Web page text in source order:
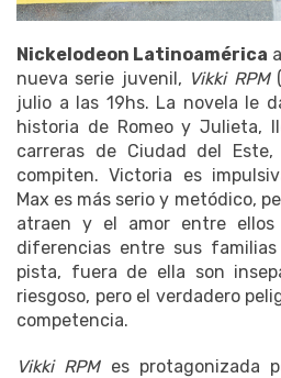
Nickelodeon Latinoamérica
nueva serie juvenil, Vikki RPM
julio a las 19hs. La novela le
historia de Romeo y Julieta,
carreras de Ciudad del
compiten. Victoria es
Max es más serio y metódico,
atraen y el amor entre
diferencias entre sus
pista, fuera de ella son
riesgoso, pero el verdadero
competencia.
Vikki RPMes protagonizada